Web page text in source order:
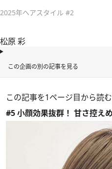
2025年ヘアスタイル #2
松原 彩
この企画の別の記事を見る
この記事を1ページ目から読
#5 小顔効果抜群！ 甘さ控え